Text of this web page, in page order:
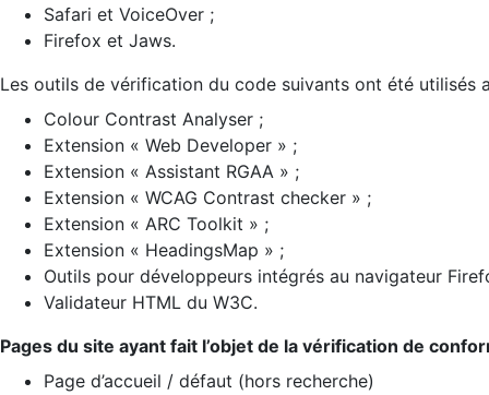
Safari et VoiceOver ;
Firefox et Jaws.
Les outils de vérification du code suivants ont été utilisés
Colour Contrast Analyser ;
Extension « Web Developer » ;
Extension « Assistant RGAA » ;
Extension « WCAG Contrast checker » ;
Extension « ARC Toolkit » ;
Extension « HeadingsMap » ;
Outils pour développeurs intégrés au navigateur
Validateur HTML du W3C.
Pages du site ayant fait l’objet de la vérification de
Page d’accueil / défaut (hors recherche)